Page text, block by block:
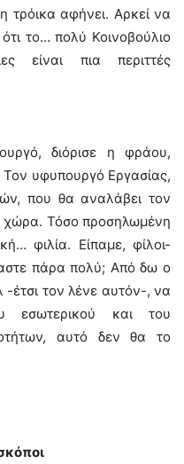
τρόικα αφήνει. Αρκεί να
ότι το… πολύ Κοινοβούλιο
είναι πια περιττές
διόρισε η φράου,
Τον υφυπουργό Εργασίας,
που θα αναλάβει τον
χώρα. Τόσο προσηλωμένη
φιλία. Είπαμε, φίλοι-
πάρα πολύ; Από δω ο
έτσι τον λένε αυτόν-, να
εσωτερικού και του
αυτό δεν θα το